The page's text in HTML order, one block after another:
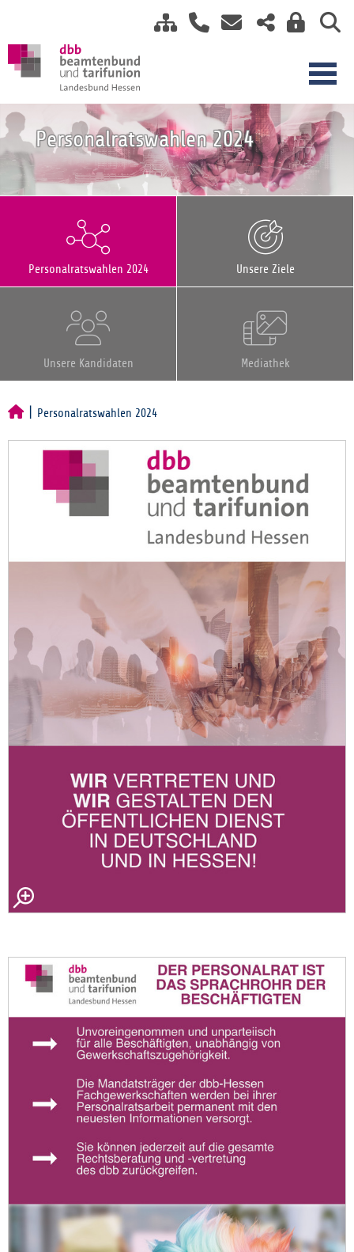
Personalratswahlen 2024
Personalratswahlen 2024 Unsere Ziele
Unsere Kandidaten Mediathek
Personalratswahlen 2024